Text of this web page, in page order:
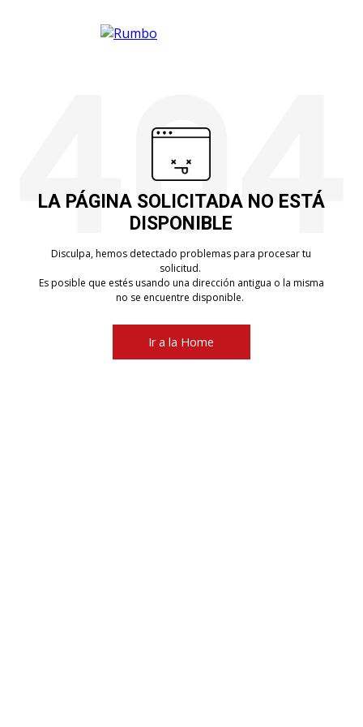
LA PÁGINA SOLICITADA NO ESTÁ
DISPONIBLE
Disculpa, hemos detectado problemas para procesar tu
solicitud.
Es posible que estés usando una dirección antigua o la misma
no se encuentre disponible.
Ir a la Home